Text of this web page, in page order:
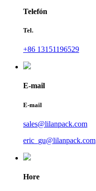
Telefón
Tel.
+86 13151196529
E-mail
E-mail
sales@lilanpack.com
eric_gu@lilanpack.com
Hore